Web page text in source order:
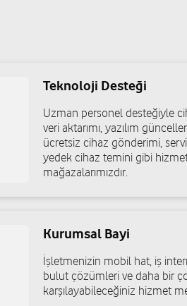
Öztemiz
No.140/B Buca İzmir Buca/İzmir
Emin Mercan Engelsiz
Cad. No:22/A Bornova/İzmir
Teknoloji Desteği
Uzman personel desteğiyle
veri aktarımı, yazılım
ücretsiz cihaz gönderimi,
yedek cihaz temini gibi
mağazalarımızdır.
Kurumsal Bayi
İşletmenizin mobil hat, iş
bulut çözümleri ve daha bir
karşılayabileceğiniz hizmet